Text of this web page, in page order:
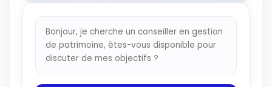
Bonjour, je cherche un conseiller en gestion
de patrimoine, êtes-vous disponible pour
discuter de mes objectifs ?